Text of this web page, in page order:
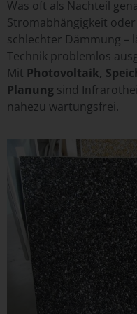
Was oft als Nachteil
Stromabhängigkeit
schlechter Dämmung –
Technik problemlos
Mit Photovoltaik,
Planung sind
nahezu wartungsfrei.